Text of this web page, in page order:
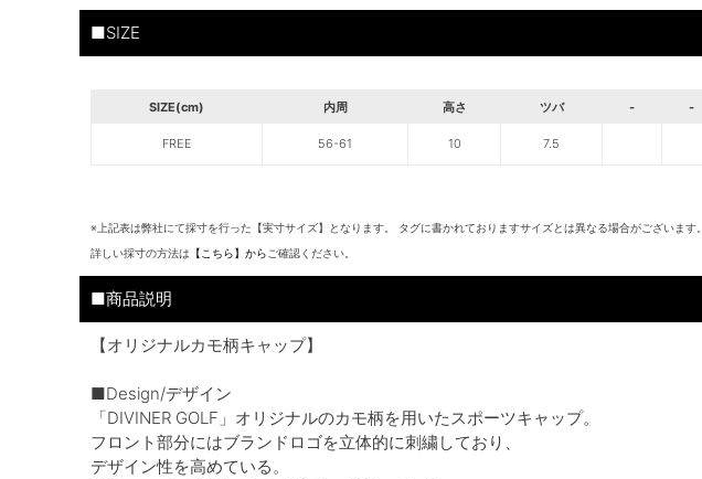
■SIZE
SIZE(cm) 内周 高さ ツバ - -
FREE 56-61 10 7.5
※上記表は弊社にて採寸を行った【実寸サイズ】となります。 タグに書かれておりますサイズとは異なる場合がございます。
詳しい採寸の方法は 【こちら】から ご確認ください。
■商品説明
【オリジナルカモ柄キャップ】
■Design/デザイン
「DIVINER GOLF」オリジナルのカモ柄を用いたスポーツキャップ。
フロント部分にはブランドロゴを立体的に刺繍しており、
デザイン性を高めている。